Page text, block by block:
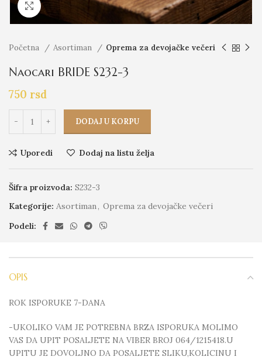
Click to enlarge
Početna Asortiman Oprema za devojačke večeri
Naocari BRIDE S232-3
750 rsd
DODAJ U KORPU
Uporedi Dodaj na listu želja
Šifra proizvoda: S232-3
Kategorije: Asortiman, Oprema za devojačke večeri
Podeli:
OPIS
ROK ISPORUKE 7-DANA
-UKOLIKO VAM JE POTREBNA BRZA ISPORUKA MOLIMO
VAS DA UPIT POSALJETE NA VIBER BROJ 064/1215418.U
UPITU JE DOVOLJNO DA POSALJETE SLIKU,KOLICINU I